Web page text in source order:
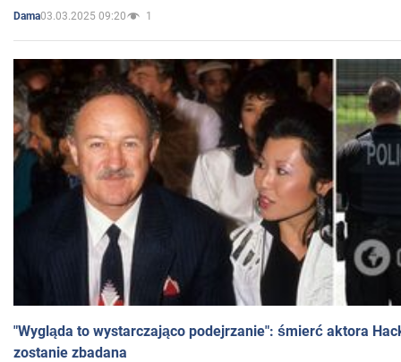
Dama03.03.2025 09:20 1
"Wygląda to wystarczająco podejrzanie": śmierć aktora
zostanie zbadana